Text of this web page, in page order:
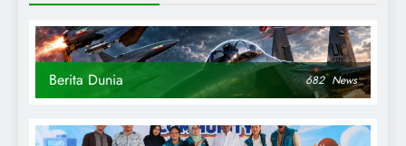
Berita Dunia 682 News